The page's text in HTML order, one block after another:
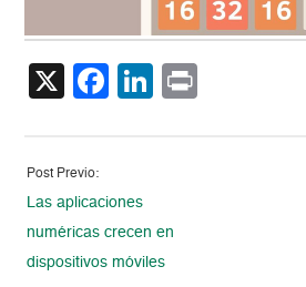
X Facebook
LinkedIn
Post Previo:
Las aplicaciones
numéricas crecen en
dispositivos móviles